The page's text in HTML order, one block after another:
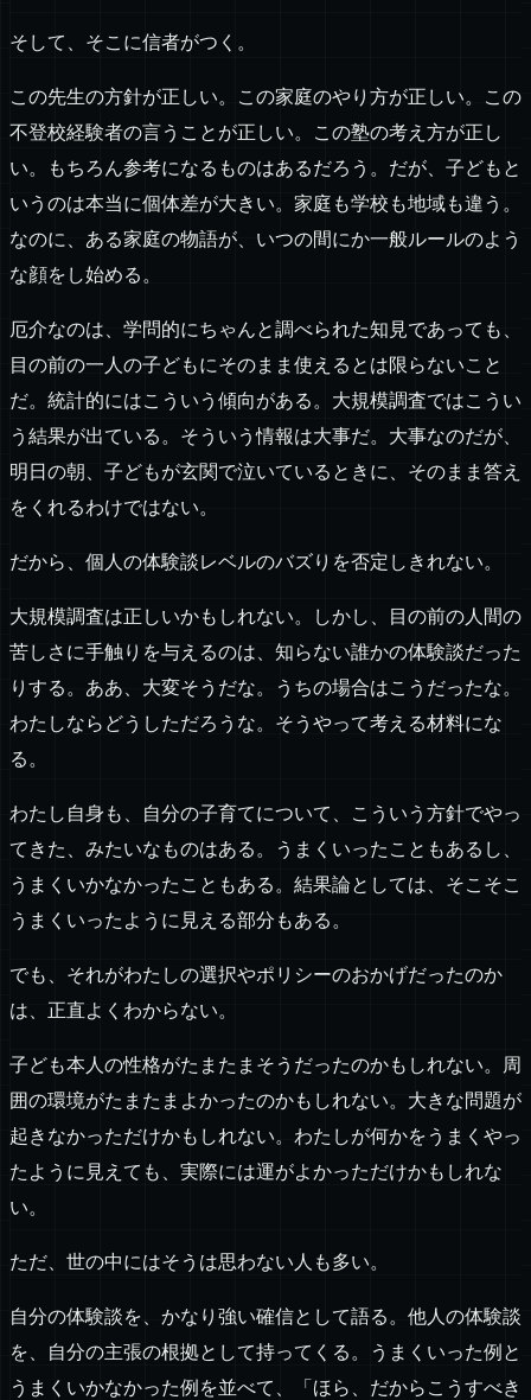
そして、そこに信者がつく。
この先生の方針が正しい。この家庭のやり方が正しい。この
不登校経験者の言うことが正しい。この塾の考え方が正し
い。もちろん参考になるものはあるだろう。だが、子どもと
いうのは本当に個体差が大きい。家庭も学校も地域も違う。
なのに、ある家庭の物語が、いつの間にか一般ルールのよう
な顔をし始める。
厄介なのは、学問的にちゃんと調べられた知見であっても、
目の前の一人の子どもにそのまま使えるとは限らないこと
だ。統計的にはこういう傾向がある。大規模調査ではこうい
う結果が出ている。そういう情報は大事だ。大事なのだが、
明日の朝、子どもが玄関で泣いているときに、そのまま答え
をくれるわけではない。
だから、個人の体験談レベルのバズりを否定しきれない。
大規模調査は正しいかもしれない。しかし、目の前の人間の
苦しさに手触りを与えるのは、知らない誰かの体験談だった
りする。ああ、大変そうだな。うちの場合はこうだったな。
わたしならどうしただろうな。そうやって考える材料にな
る。
わたし自身も、自分の子育てについて、こういう方針でやっ
てきた、みたいなものはある。うまくいったこともあるし、
うまくいかなかったこともある。結果論としては、そこそこ
うまくいったように見える部分もある。
でも、それがわたしの選択やポリシーのおかげだったのか
は、正直よくわからない。
子ども本人の性格がたまたまそうだったのかもしれない。周
囲の環境がたまたまよかったのかもしれない。大きな問題が
起きなかっただけかもしれない。わたしが何かをうまくやっ
たように見えても、実際には運がよかっただけかもしれな
い。
ただ、世の中にはそうは思わない人も多い。
自分の体験談を、かなり強い確信として語る。他人の体験談
を、自分の主張の根拠として持ってくる。うまくいった例と
うまくいかなかった例を並べて、「ほら、だからこうすべき